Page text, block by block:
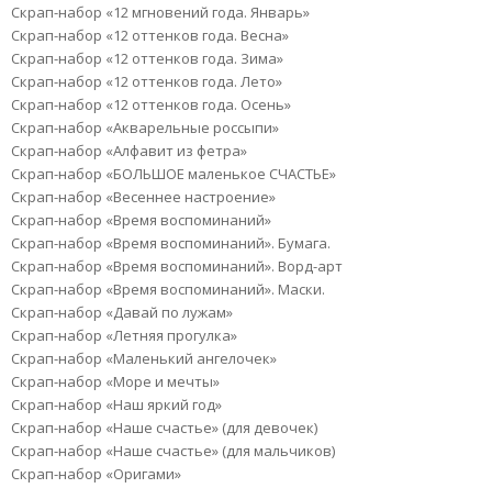
Скрап-набор «12 мгновений года. Январь»
Скрап-набор «12 оттенков года. Весна»
Скрап-набор «12 оттенков года. Зима»
Скрап-набор «12 оттенков года. Лето»
Скрап-набор «12 оттенков года. Осень»
Скрап-набор «Акварельные россыпи»
Скрап-набор «Алфавит из фетра»
Скрап-набор «БОЛЬШОЕ маленькое СЧАСТЬЕ»
Скрап-набор «Весеннее настроение»
Скрап-набор «Время воспоминаний»
Скрап-набор «Время воспоминаний». Бумага.
Скрап-набор «Время воспоминаний». Ворд-арт
Скрап-набор «Время воспоминаний». Маски.
Скрап-набор «Давай по лужам»
Скрап-набор «Летняя прогулка»
Скрап-набор «Маленький ангелочек»
Скрап-набор «Море и мечты»
Скрап-набор «Наш яркий год»
Скрап-набор «Наше счастье» (для девочек)
Скрап-набор «Наше счастье» (для мальчиков)
Скрап-набор «Оригами»